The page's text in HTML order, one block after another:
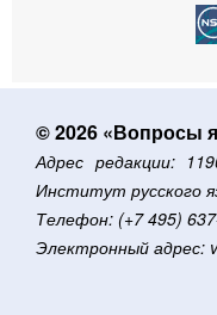
© 2026 «Вопросы
Адрес редакции:
Институт русского
Телефон: (+7 495)
Электронный адрес: